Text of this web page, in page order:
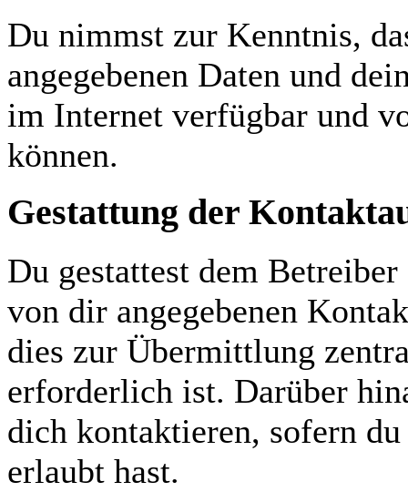
Du nimmst zur Kenntnis,
angegebenen Daten und
im Internet verfügbar und
können.
Gestattung der
Du gestattest dem
von dir angegebenen
dies zur Übermittlung
erforderlich ist. Darüber
dich kontaktieren, sofern
erlaubt hast.